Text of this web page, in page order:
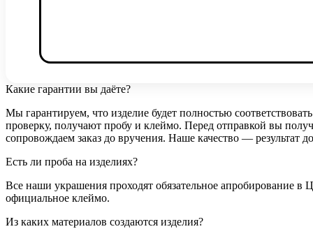
Какие гарантии вы даёте?
Мы гарантируем, что изделие будет полностью
проверку, получают пробу и клеймо. Перед отправкой вы
сопровождаем заказ до вручения. Наше качество —
Есть ли проба на изделиях?
Все наши украшения проходят обязательное апробирование
официальное клеймо.
Из каких материалов создаются изделия?